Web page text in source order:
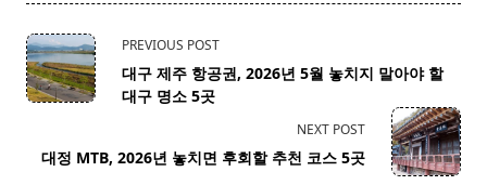
<span
class="nav-
subtitle
reader-
text">Page</span>
PREVIOUS POST
대구 제주 항공권, 2026년 5월 놓치지 말아야 할
대구 명소 5곳
NEXT POST
대정 MTB, 2026년 놓치면 후회할 추천 코스 5곳